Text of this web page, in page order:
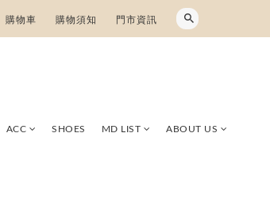
購物車 購物須知 門市資訊
ACC SHOES MD LIST ABOUT US